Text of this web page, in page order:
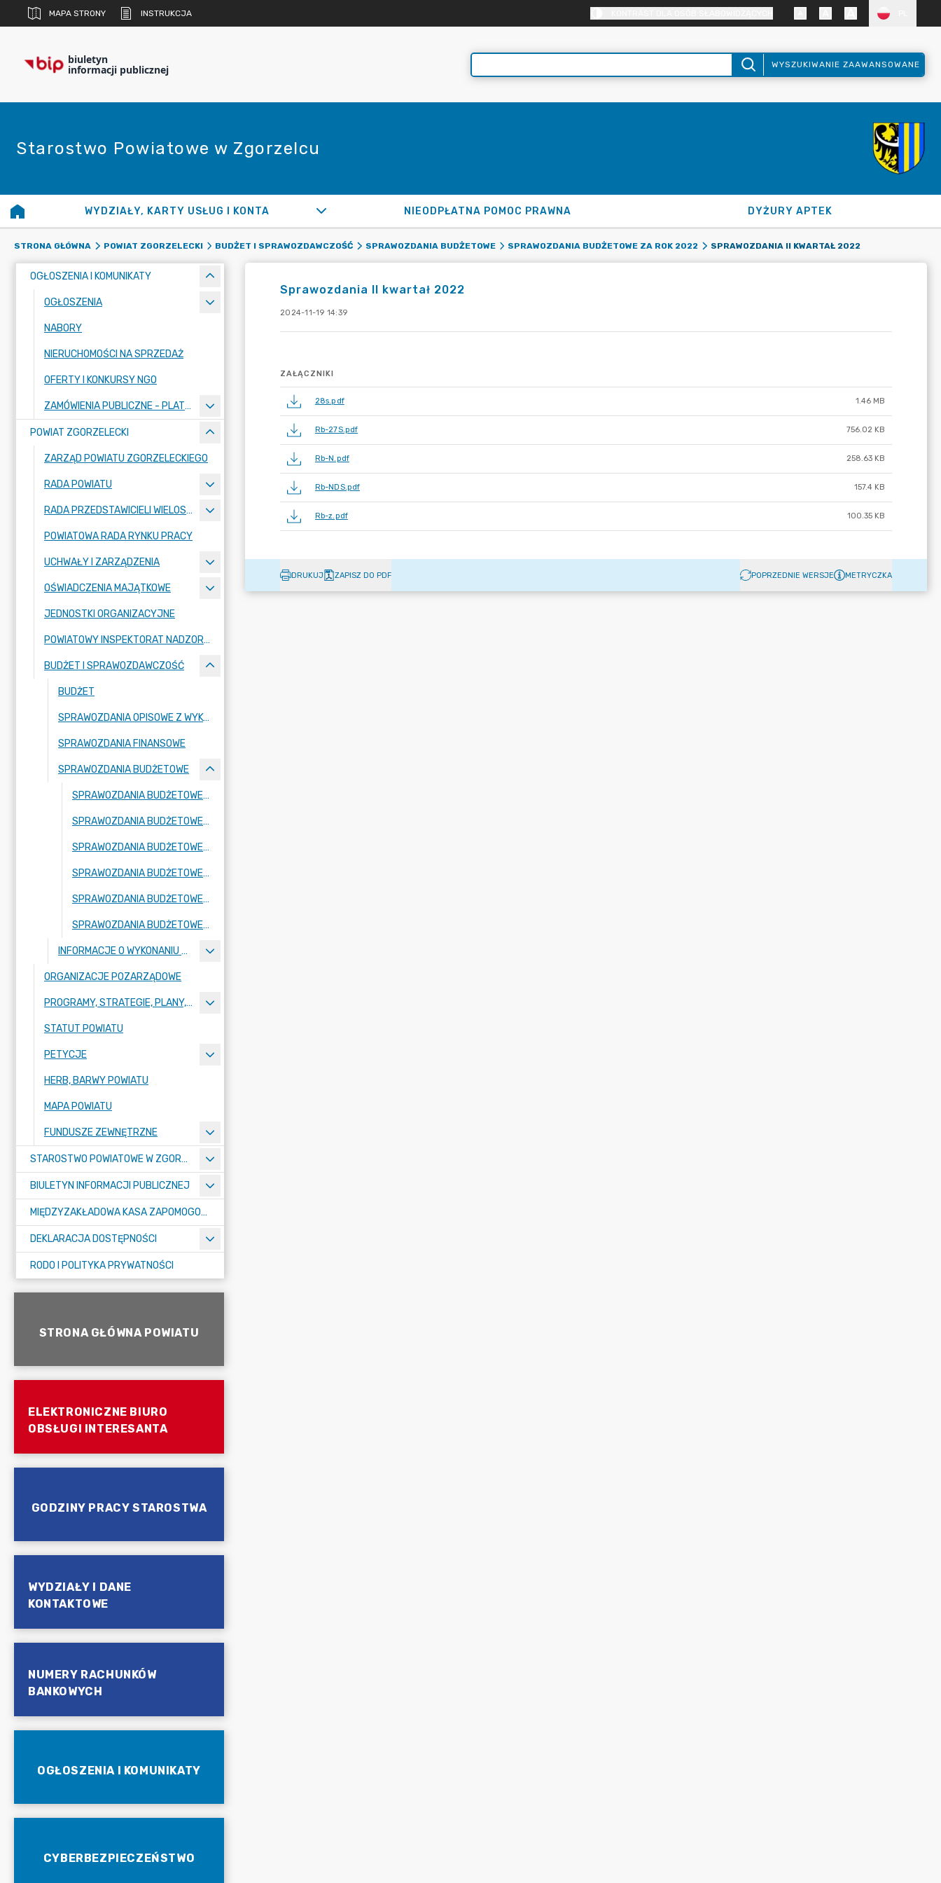
MAPA STRONY INSTRUKCJA
biuletyn
informacji publicznej WYSZUKIWANIE ZAAWANSOWANE
Starostwo Powiatowe w Zgorzelcu
WYDZIAŁY, KARTY USŁUG I KONTA NIEODPŁATNA POMOC PRAWNA DYŻURY APTEK
STRONA GŁÓWNA POWIAT ZGORZELECKI BUDŻET I SPRAWOZDAWCZOŚĆ SPRAWOZDANIA BUDŻETOWE SPRAWOZDANIA BUDŻETOWE ZA ROK 2022 SPRAWOZDANIA II KWARTAŁ 2022
OGŁOSZENIA I KOMUNIKATY
OGŁOSZENIA
NABORY
NIERUCHOMOŚCI NA SPRZEDAŻ
OFERTY I KONKURSY NGO
ZAMÓWIENIA PUBLICZNE - PLATFORMA ZAKUPOWA
POWIAT ZGORZELECKI
ZARZĄD POWIATU ZGORZELECKIEGO
RADA POWIATU
RADA PRZEDSTAWICIELI WIELOSPECJALISTYCZNEGO ZESPOŁU OPIEKI ZDROWOTNEJ "BOLESŁAWIEC-ZGORZELEC" SAMODZIELNEGO PUBLICZNEGO ZAKŁADU OPIEKI ZDROWOTNEJ
POWIATOWA RADA RYNKU PRACY
UCHWAŁY I ZARZĄDZENIA
OŚWIADCZENIA MAJĄTKOWE
JEDNOSTKI ORGANIZACYJNE
POWIATOWY INSPEKTORAT NADZORU BUDOWLANEGO
BUDŻET I SPRAWOZDAWCZOŚĆ
BUDŻET
SPRAWOZDANIA OPISOWE Z WYKONANIA BUDŻETU
SPRAWOZDANIA FINANSOWE
SPRAWOZDANIA BUDŻETOWE
SPRAWOZDANIA BUDŻETOWE ZA ROK 2026
SPRAWOZDANIA BUDŻETOWE ZA ROK 2025
SPRAWOZDANIA BUDŻETOWE ZA ROK 2024
SPRAWOZDANIA BUDŻETOWE ZA ROK 2023
SPRAWOZDANIA BUDŻETOWE ZA ROK 2022
SPRAWOZDANIA BUDŻETOWE ZA ROK 2021
INFORMACJE O WYKONANIU BUDŻETU
ORGANIZACJE POZARZĄDOWE
PROGRAMY, STRATEGIE, PLANY, RAPORTY
STATUT POWIATU
PETYCJE
HERB, BARWY POWIATU
MAPA POWIATU
FUNDUSZE ZEWNĘTRZNE
STAROSTWO POWIATOWE W ZGORZELCU
BIULETYN INFORMACJI PUBLICZNEJ
MIĘDZYZAKŁADOWA KASA ZAPOMOGOWO-POŻYCZKOWA
DEKLARACJA DOSTĘPNOŚCI
RODO I POLITYKA PRYWATNOŚCI
STRONA GŁÓWNA POWIATU
ELEKTRONICZNE BIURO
OBSŁUGI INTERESANTA
GODZINY PRACY STAROSTWA
WYDZIAŁY I DANE
KONTAKTOWE
NUMERY RACHUNKÓW
BANKOWYCH
OGŁOSZENIA I KOMUNIKATY
CYBERBEZPIECZEŃSTWO
Sprawozdania II kwartał 2022
2024-11-19 14:39
ZAŁĄCZNIKI
28s.pdf 1.46 MB
Rb-27S.pdf 756.02 KB
Rb-N.pdf 258.63 KB
Rb-NDS.pdf 157.4 KB
Rb-z.pdf 100.35 KB
DRUKUJ ZAPISZ DO PDF POPRZEDNIE WERSJE METRYCZKA